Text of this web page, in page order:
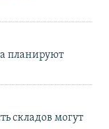
планируют
складов могут